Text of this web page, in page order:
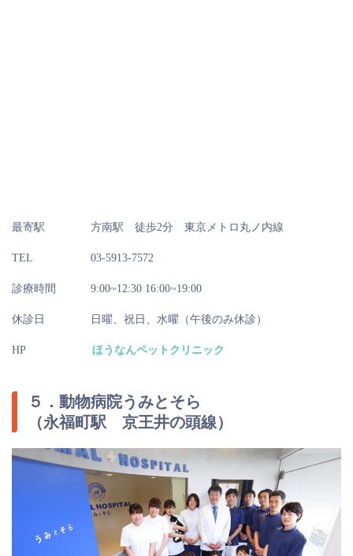
最寄駅 方南駅 徒歩2分 東京メトロ丸ノ内線
TEL 03-5913-7572
診療時間 9:00~12:30 16:00~19:00
休診日 日曜、祝日、水曜（午後のみ休診）
HP ほうなんペットクリニック
５．動物病院うみとそら
（永福町駅 京王井の頭線）